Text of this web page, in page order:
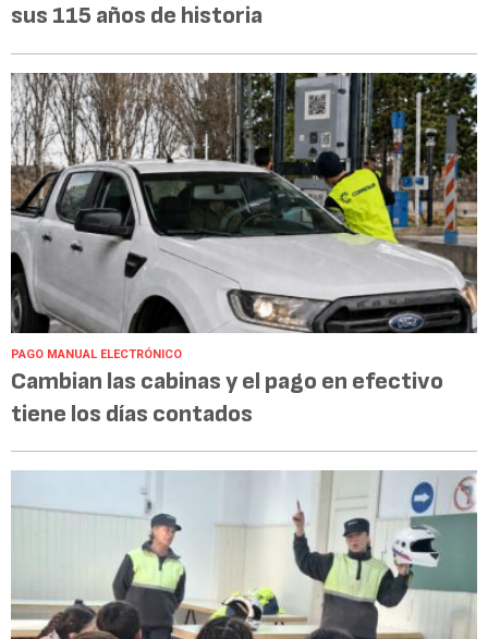
sus 115 años de historia
PAGO MANUAL ELECTRÓNICO
Cambian las cabinas y el pago en efectivo
tiene los días contados